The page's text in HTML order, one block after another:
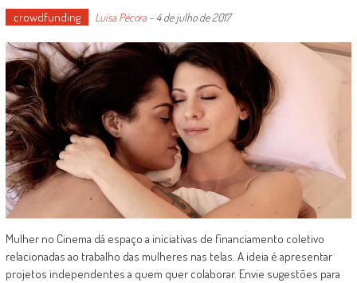
crowdfunding Luísa Pécora- 4 de julho de 2017
Mulher no Cinema dá espaço a iniciativas de financiamento coletivo
relacionadas ao trabalho das mulheres nas telas. A ideia é apresentar
projetos independentes a quem quer colaborar. Envie sugestões para